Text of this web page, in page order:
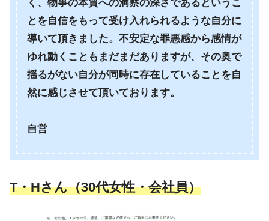
く、物事の本質への洞察の深さであるというこ
とを自信をもって受け入れられるような自分に
導いて頂きました。不安定な罪悪感から感情が
ゆれ動くこともまだまだありますが、その奥で
揺るがない自分が同時に存在していることを自
然に感じさせて頂いております。
自営
T・Hさん（30代女性・会社員）